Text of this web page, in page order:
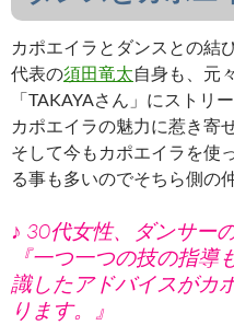
カポエイラとダンスとの結
代表の須田竜太自身も、元
「TAKAYAさん」にストリ
カポエイラの魅力に惹き寄
そして今もカポエイラを使
る事も多いのでそちら側の
♪ 30代女性、ダンサー
『一つ一つの技の指
識したアドバイスがカ
ります。』